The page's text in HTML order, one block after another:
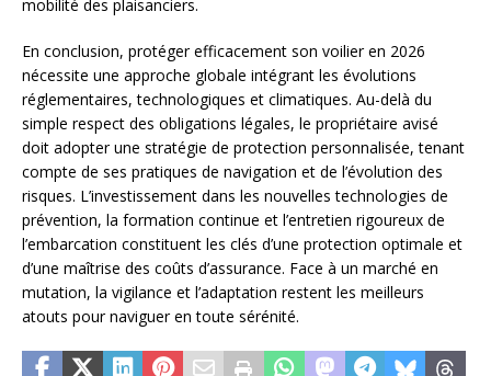
mobilité des plaisanciers.
En conclusion, protéger efficacement son voilier en 2026
nécessite une approche globale intégrant les évolutions
réglementaires, technologiques et climatiques. Au-delà du
simple respect des obligations légales, le propriétaire avisé
doit adopter une stratégie de protection personnalisée, tenant
compte de ses pratiques de navigation et de l’évolution des
risques. L’investissement dans les nouvelles technologies de
prévention, la formation continue et l’entretien rigoureux de
l’embarcation constituent les clés d’une protection optimale et
d’une maîtrise des coûts d’assurance. Face à un marché en
mutation, la vigilance et l’adaptation restent les meilleurs
atouts pour naviguer en toute sérénité.